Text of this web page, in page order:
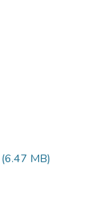
(6.47 MB)